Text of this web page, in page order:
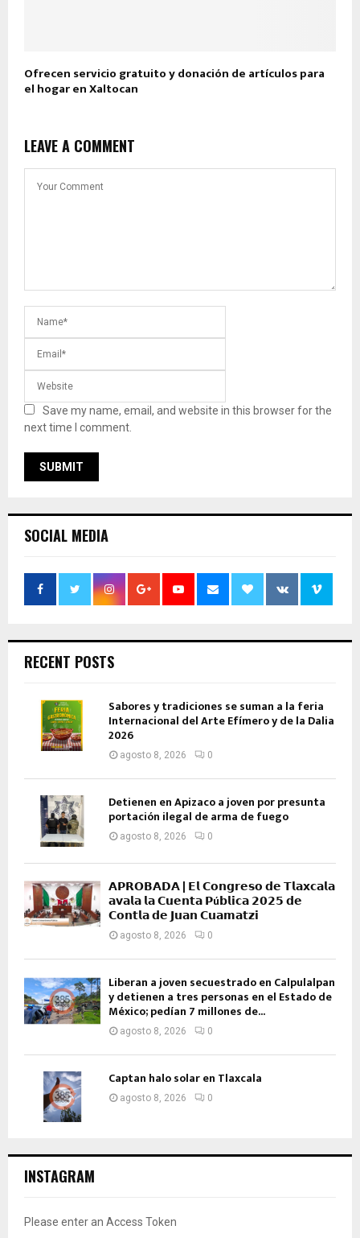
Ofrecen servicio gratuito y donación de artículos para
el hogar en Xaltocan
LEAVE A COMMENT
Save my name, email, and website in this browser for the
next time I comment.
SOCIAL MEDIA
RECENT POSTS
Sabores y tradiciones se suman a la feria
Internacional del Arte Efímero y de la Dalia
2026
agosto 8, 2026 0
Detienen en Apizaco a joven por presunta
portación ilegal de arma de fuego
agosto 8, 2026 0
𝗔𝗣𝗥𝗢𝗕𝗔𝗗𝗔 | 𝗘𝗹 𝗖𝗼𝗻𝗴𝗿𝗲𝘀𝗼 𝗱𝗲 𝗧𝗹𝗮𝘅𝗰𝗮𝗹𝗮
𝗮𝘃𝗮𝗹𝗮 𝗹𝗮 𝗖𝘂𝗲𝗻𝘁𝗮 𝗣ú𝗯𝗹𝗶𝗰𝗮 𝟮𝟬𝟮𝟱 𝗱𝗲
𝗖𝗼𝗻𝘁𝗹𝗮 𝗱𝗲 𝗝𝘂𝗮𝗻 𝗖𝘂𝗮𝗺𝗮𝘁𝘇𝗶
agosto 8, 2026 0
Liberan a joven secuestrado en Calpulalpan
y detienen a tres personas en el Estado de
México; pedían 7 millones de...
agosto 8, 2026 0
Captan halo solar en Tlaxcala
agosto 8, 2026 0
INSTAGRAM
Please enter an Access Token